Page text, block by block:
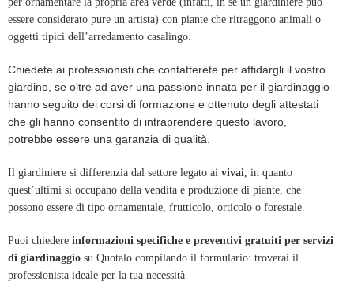
essere considerato pure un artista) con piante che ritraggono animali o
oggetti tipici dell’arredamento casalingo.
Chiedete ai professionisti che contatterete per affidargli il vostro
giardino, se oltre ad aver una passione innata per il giardinaggio
hanno seguito dei corsi di formazione e ottenuto degli attestati
che gli hanno consentito di intraprendere questo lavoro,
potrebbe essere una garanzia di qualità.
Il giardiniere si differenzia dal settore legato ai vivai, in quanto
quest’ultimi si occupano della vendita e produzione di piante, che
possono essere di tipo ornamentale, frutticolo, orticolo o forestale.
Puoi chiedere informazioni specifiche e preventivi gratuiti per servizi
di giardinaggio su Quotalo compilando il formulario: troverai il
professionista ideale per la tua necessità